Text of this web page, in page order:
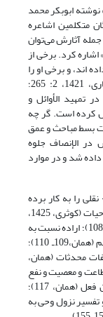
نوشته ابوبکر محمد
که از بزرگان متکلمین اشاعره
(ر.ک: سبحانی، 1427، 2: 311). از جمله آثارش می‌توان
اشاره کرد. برخی از
اند، و برخی او را
رییس متکلمین اشاعره در عصرش می‌دانند (قاری، 1421، 2: 265؛
1986، 101). باقلانی در تمهید الأوائل و
کرده است. گر چه
بسط مباحث و عمق
در الإنصاف جلوه
شد و در موارد
را به کار برده
است؛ مانند اثبات برخی از صفات خداوند همچون: حیات (کوثری، 1425،
108)؛ قدرت (همان، 108)؛ علم به مخلوقات (همان، 108)؛ اراده نسبت به
تمام حوادث (همان، 109)؛ سمع (همان، 109)؛ تکلم (همان،109ـ 110)؛
نقص و صفات محدثات (همان،
و معصیت و نفع
و ضرر (همان،114ـ 115)؛ و اثبات استطاعتِ مقارن فعل (همان، 117)؛
به تصدیق و اذعان قلب (همان، 123)؛ و تفسیر نزول وحی به